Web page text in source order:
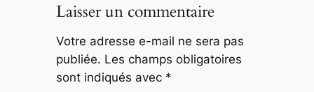
Laisser un commentaire
Votre adresse e-mail ne sera pas
publiée. Les champs obligatoires
sont indiqués avec *